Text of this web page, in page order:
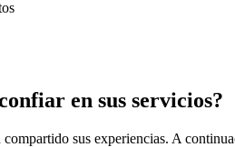
en sus servicios?
sus experiencias. A